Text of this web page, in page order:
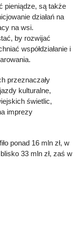
pieniądze, są także
działań na
na wsi.
by rozwijać
współdziałanie i
przeznaczały
kulturalne,
świetlic,
imprezy
ponad 16 mln zł, w
33 mln zł, zaś w